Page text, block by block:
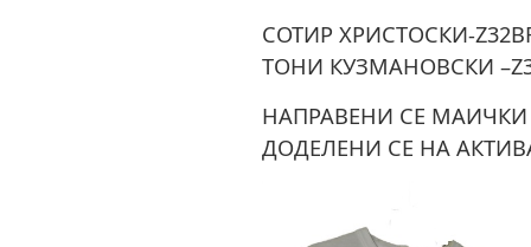
СОТИР ХРИСТОСКИ-
ТОНИ КУЗМАНОВСКИ
НАПРАВЕНИ СЕ
ДОДЕЛЕНИ СЕ НА